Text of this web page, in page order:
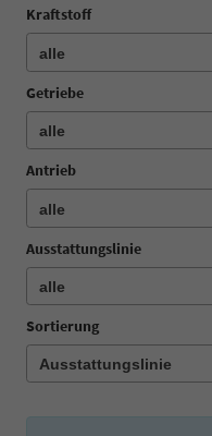
Kraftstoff
Getriebe
Antrieb
Ausstattungslinie
Sortierung